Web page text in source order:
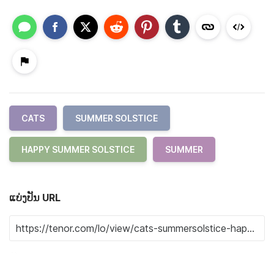
CATS SUMMER SOLSTICE
HAPPY SUMMER SOLSTICE SUMMER
ແບ່ງປັນ URL